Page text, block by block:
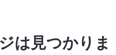
は見つかりま